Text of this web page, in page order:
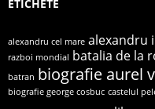
ETICHETE
alexandru cel mare alexandru
razboi mondial batalia de la
batran biografie aurel
biografie george cosbuc castelul